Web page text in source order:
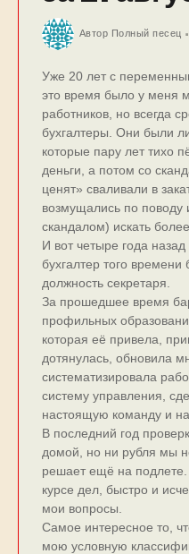
Автор Полный песец
Уже 20 лет с
это время было у меня
работников, но всегда
бухгалтеры. Они были
которые пару лет тихо
деньги, а потом со
ценят» сваливали в
возмущались по поводу
скандалом) искать
И вот четыре года
бухгалтер того
должность секретаря.
За прошедшее время
профильных
которая её привела,
дотянулась, обновила
систематизировала
систему управления,
настоящую команду и
В последний год
домой, но ни рубля мы
решает ещё на
курсе дел, быстро и
мои вопросы.
Самое интересное то,
мою условную